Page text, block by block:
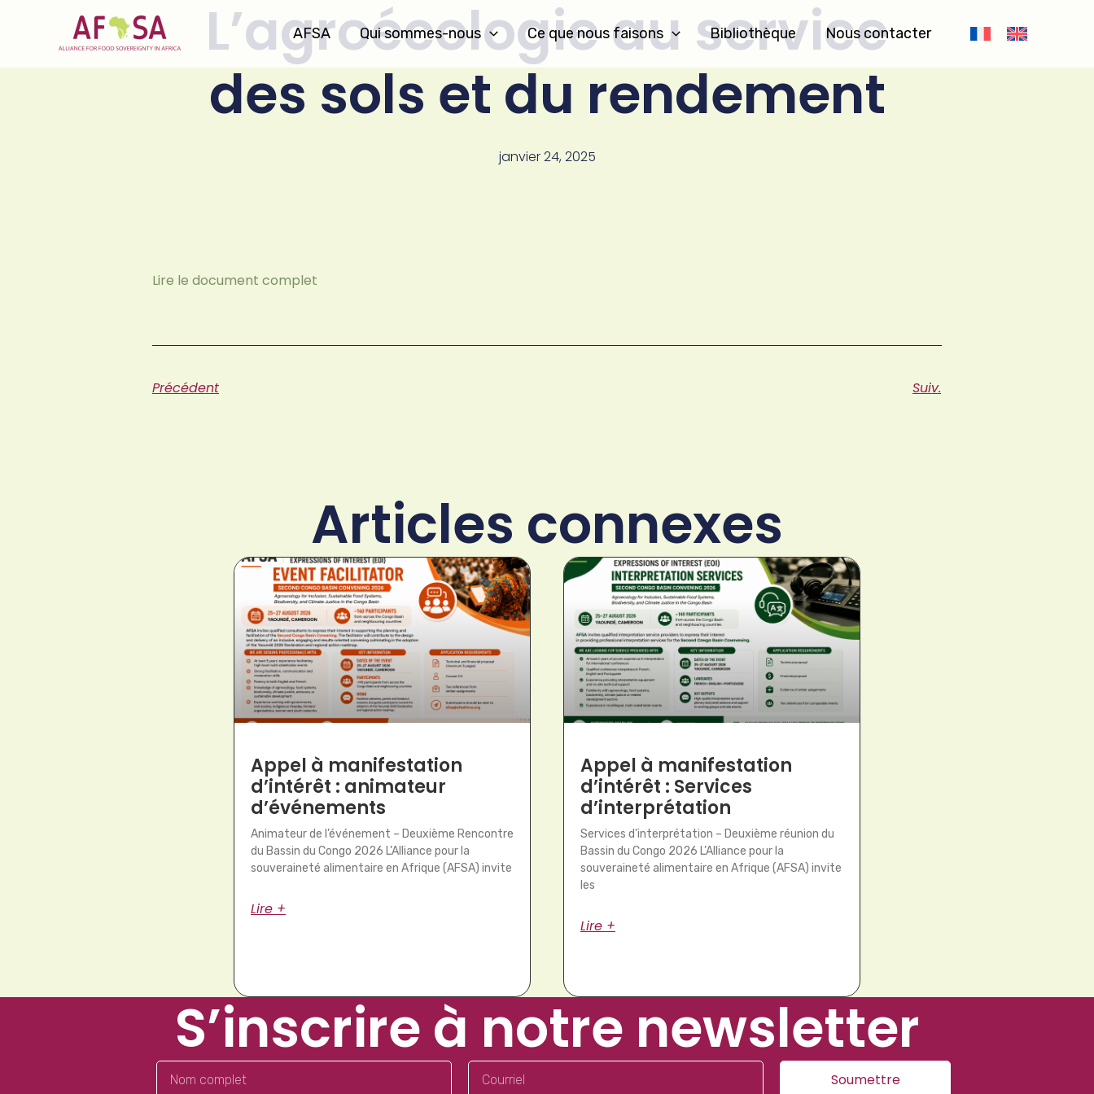
AFSA Qui sommes-nous Ce que nous faisons Bibliothèque Nous contacter
L’agroécologie au service
des sols et du rendement
janvier 24, 2025
Lire le document complet
Précédent Suiv.
Articles connexes
Appel à manifestation
d’intérêt : animateur
d’événements
Animateur de l’événement – Deuxième Rencontre
du Bassin du Congo 2026 L’Alliance pour la
souveraineté alimentaire en Afrique (AFSA) invite
Lire +
Appel à manifestation
d’intérêt : Services
d’interprétation
Services d’interprétation – Deuxième réunion du
Bassin du Congo 2026 L’Alliance pour la
souveraineté alimentaire en Afrique (AFSA) invite
les
Lire +
S’inscrire à notre newsletter
Nom
complet
Courriel
Soumettre